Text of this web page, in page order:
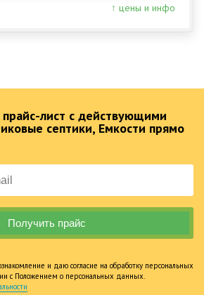
↑ цены и инфо
лист с действующими
септики, Емкости прямо
и даю согласие на обработку персональных
с Положением о персональных данных.